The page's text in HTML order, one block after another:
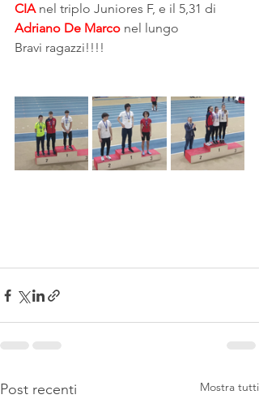
CIA nel triplo Juniores F, e il 5,31 di
Adriano De Marco nel lungo
Bravi ragazzi!!!!
Post recenti Mostra tutti